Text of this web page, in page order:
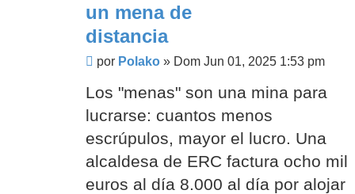
un mena de
distancia
Mensaje
por Polako» Dom Jun 01, 2025 1:53 pm
Los "menas" son una mina para
lucrarse: cuantos menos
escrúpulos, mayor el lucro. Una
alcaldesa de ERC factura ocho mil
euros al día 8.000 al día por alojar